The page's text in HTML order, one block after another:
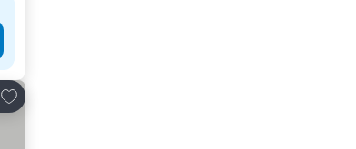
즐겨찾기에 추가